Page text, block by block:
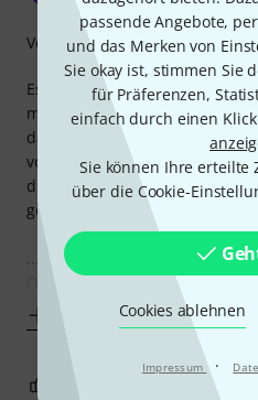
passende Angebote,
und das Merken von
Sie okay ist, stimmen Sie
für Präferenzen,
einfach durch einen Klick
Sie können Ihre erteilte
über die Cookie-
Cookies ablehnen
Impressum ·
Es ist starr...leigt völlig
macht wirklich man keine
dazu st es sich mit Bier und
voll...der Stoff ist so rauh das
die Pfoten so weh tun als
gespielt...
...Klanglich...naja es ist ein
Mehr anzeigen
Verarbeitung